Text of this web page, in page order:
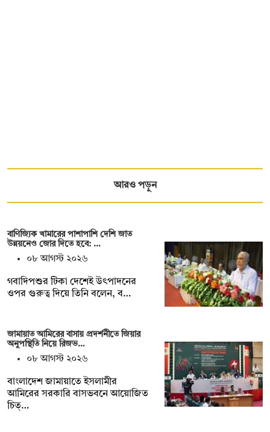
আরও পড়ুন
বাণিজ্যিক খামারের পাশাপাশি দেশি জাত
উন্নয়নেও জোর দিতে হবে: …
০৮ আগস্ট ২০২৬
গবাদিপশুর টিকা দেশেই উৎপাদনের
ওপর গুরুত্ব দিয়ে তিনি বলেন, ব…
জামায়াত আমিরের বাসায় প্রদর্শনীতে জিয়ার
অনুপস্থিতি নিয়ে রিজভ…
০৮ আগস্ট ২০২৬
বাংলাদেশ জামায়াতে ইসলামীর
আমিরের সরকারি বাসভবনে আয়োজিত
চিত্…